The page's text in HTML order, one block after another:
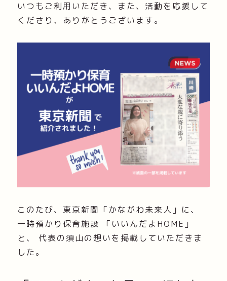
いつもご利用いただき、また、活動を応援して
くださり、ありがとうございます。
このたび、東京新聞「かながわ未来人」に、
一時預かり保育施設 「いいんだよHOME」
と、 代表の須山の想いを掲載していただきま
した。